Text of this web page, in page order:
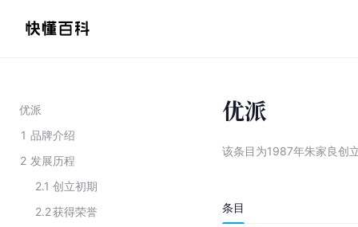
优派
1 品牌介绍
2 发展历程
2.1 创立初期
2.2获得荣誉
优派
该条目为1987年朱家良创
条目